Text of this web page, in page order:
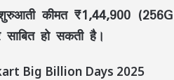
कीमत ₹1,44,900
हो सकती है।
Big Billion Days 2025